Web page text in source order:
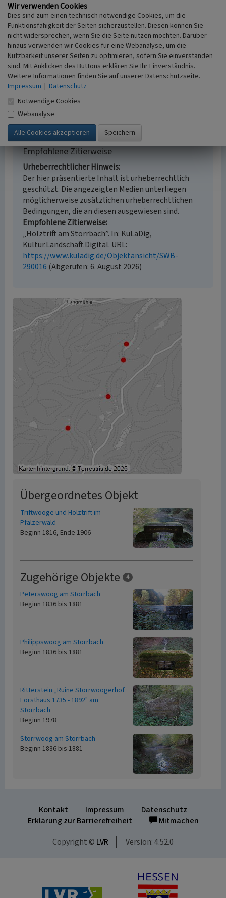
Holztrift am Storrbach
Schlagwörter
Oberflächengewässer Sohlrampe Pfad (Weg)
Kanal (Wasserbau) Stauanlage
Fachsichten
Architekturgeschichte
Empfohlene Zitierweise
Urheberrechtlicher Hinweis
Der hier präsentierte Inhalt ist urheberrechtlich
geschützt. Die angezeigten Medien unterliegen
möglicherweise zusätzlichen urheberrechtlichen
Bedingungen, die an diesen ausgewiesen sind.
Empfohlene Zitierweise
„Holztrift am Storrbach”. In: KuLaDig,
Kultur.Landschaft.Digital. URL:
https://www.kuladig.de/Objektansicht/SWB-
290016 (Abgerufen: 6. August 2026)
Übergeordnetes Objekt
Triftwooge und Holztrift im
Pfälzerwald
Beginn 1816, Ende 1906
Zugehörige Objekte 4
Peterswoog am Storrbach
Beginn 1836 bis 1881
Philippswoog am Storrbach
Beginn 1836 bis 1881
Ritterstein „Ruine Storrwoogerhof
Forsthaus 1735 - 1892" am
Storrbach
Beginn 1978
Storrwoog am Storrbach
Beginn 1836 bis 1881
Kontakt Impressum
Datenschutz
Erklärung zur Barrierefreiheit
Mitmachen
Copyright © LVR Version: 4.52.0
Wir verwenden Cookies
Dies sind zum einen technisch notwendige Cookies, um die
Funktionsfähigkeit der Seiten sicherzustellen. Diesen können Sie
nicht widersprechen, wenn Sie die Seite nutzen möchten. Darüber
hinaus verwenden wir Cookies für eine Webanalyse, um die
Nutzbarkeit unserer Seiten zu optimieren, sofern Sie einverstanden
sind. Mit Anklicken des Buttons erklären Sie Ihr Einverständnis.
Weitere Informationen finden Sie auf unserer Datenschutzseite.
Impressum | Datenschutz
Notwendige Cookies
Webanalyse